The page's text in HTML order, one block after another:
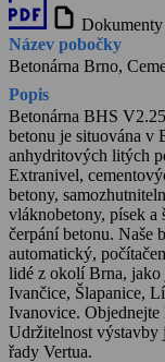
draft Dokumenty
Název pobočky
Betonárna Brno,
Popis
Betonárna BHS
betonu je situována v
anhydritových litých
Extranivel,
betony,
vláknobetony, písek a
čerpání betonu. Naše
automatický,
lidé z okolí Brna, jako
Ivančice, Šlapanice,
Ivanovice.
Udržitelnost výstavby
řady Vertua.